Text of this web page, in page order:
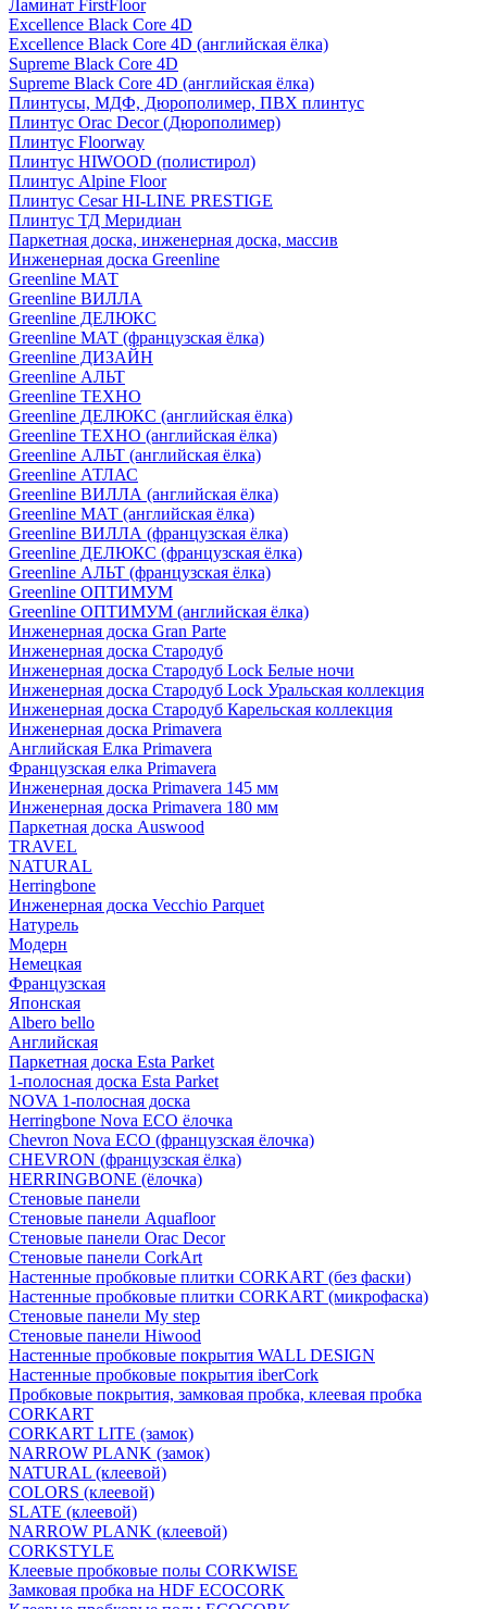
Ламинат FirstFloor
Excellence Black Core 4D
Excellence Black Core 4D (английская ёлка)
Supreme Black Core 4D
Supreme Black Core 4D (английская ёлка)
Плинтусы, МДФ, Дюрополимер, ПВХ плинтус
Плинтус Orac Decor (Дюрополимер)
Плинтус Floorway
Плинтус HIWOOD (полистирол)
Плинтус Alpine Floor
Плинтус Cesar HI-LINE PRESTIGE
Плинтус ТД Меридиан
Паркетная доска, инженерная доска, массив
Инженерная доска Greenline
Greenline МАТ
Greenline ВИЛЛА
Greenline ДЕЛЮКС
Greenline МАТ (французская ёлка)
Greenline ДИЗАЙН
Greenline АЛЬТ
Greenline ТЕХНО
Greenline ДЕЛЮКС (английская ёлка)
Greenline ТЕХНО (английская ёлка)
Greenline АЛЬТ (английская ёлка)
Greenline АТЛАС
Greenline ВИЛЛА (английская ёлка)
Greenline МАТ (английская ёлка)
Greenline ВИЛЛА (французская ёлка)
Greenline ДЕЛЮКС (французская ёлка)
Greenline АЛЬТ (французская ёлка)
Greenline ОПТИМУМ
Greenline ОПТИМУМ (английская ёлка)
Инженерная доска Gran Parte
Инженерная доска Стародуб
Инженерная доска Стародуб Lock Белые ночи
Инженерная доска Стародуб Lock Уральская коллекция
Инженерная доска Стародуб Карельская коллекция
Инженерная доска Primavera
Английская Елка Primavera
Французская елка Primavera
Инженерная доска Primavera 145 мм
Инженерная доска Primavera 180 мм
Паркетная доска Auswood
TRAVEL
NATURAL
Herringbone
Инженерная доска Vecchio Parquet
Натурель
Модерн
Немецкая
Французская
Японская
Albero bello
Английская
Паркетная доска Esta Parket
1-полосная доска Esta Parket
NOVA 1-полосная доска
Herringbone Nova ECO ёлочка
Chevron Nova ECO (французская ёлочка)
CHEVRON (французская ёлка)
HERRINGBONE (ёлочка)
Стеновые панели
Стеновые панели Aquafloor
Стеновые панели Orac Decor
Стеновые панели CorkArt
Настенные пробковые плитки CORKART (без фаски)
Настенные пробковые плитки CORKART (микрофаска)
Стеновые панели My step
Стеновые панели Hiwood
Настенные пробковые покрытия WALL DESIGN
Настенные пробковые покрытия iberCork
Пробковые покрытия, замковая пробка, клеевая пробка
CORKART
CORKART LITE (замок)
NARROW PLANK (замок)
NATURAL (клеевой)
COLORS (клеевой)
SLATE (клеевой)
NARROW PLANK (клеевой)
CORKSTYLE
Клеевые пробковые полы CORKWISE
Замковая пробка на HDF ECOCORK